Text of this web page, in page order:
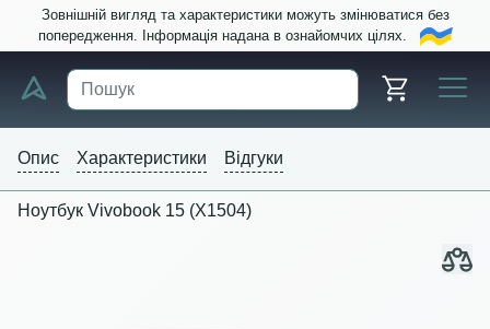
Зовнішній вигляд та характеристики можуть змінюватися без
попередження. Інформація надана в ознайомчих цілях.
Опис Характеристики Відгуки
Ноутбук Vivobook 15 (X1504)